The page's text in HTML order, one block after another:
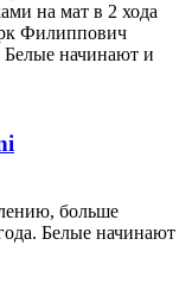
на мат в 2 хода
Филиппович
Белые начинают и
больше
Белые начинают